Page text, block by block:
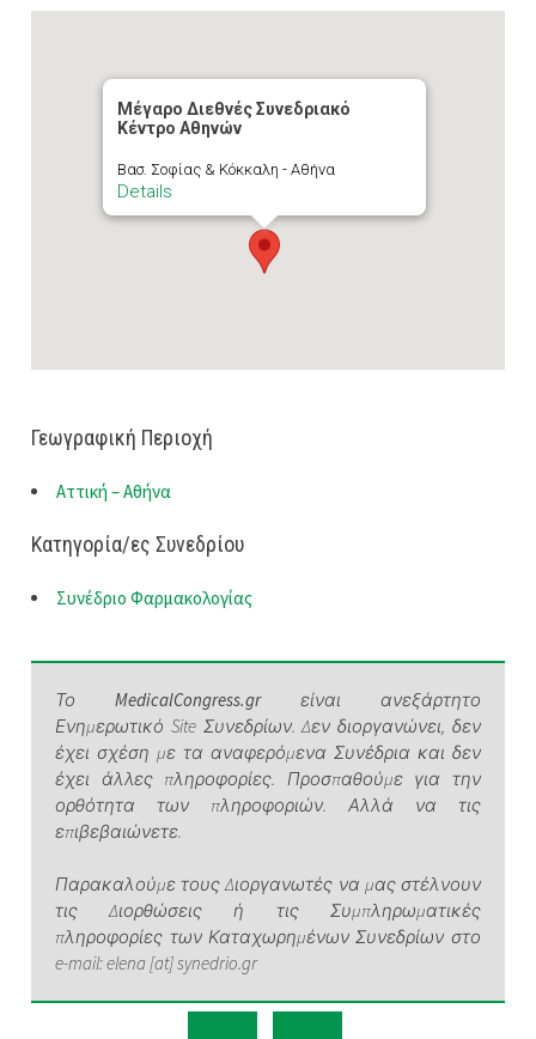
Μέγαρο Διεθνές Συνεδριακό
Κέντρο Αθηνών
Βασ. Σοφίας & Κόκκαλη - Αθήνα
Details
Γεωγραφική Περιοχή
Αττική – Αθήνα
Κατηγορία/ες Συνεδρίου
Συνέδριο Φαρμακολογίας
ΤοMedicalCongress.grείναι ανεξάρτητο
Ενημερωτικό Site Συνεδρίων. Δεν διοργανώνει, δεν
έχει σχέση με τα αναφερόμενα Συνέδρια και δεν
έχει άλλες πληροφορίες. Προσπαθούμε για την
ορθότητα των πληροφοριών. Αλλά να τις
επιβεβαιώνετε.
Παρακαλούμε τους Διοργανωτές να μας στέλνουν
τις Διορθώσεις ή τις Συμπληρωματικές
πληροφορίες των Καταχωρημένων Συνεδρίων στο
e-mail: elena [at] synedrio.gr